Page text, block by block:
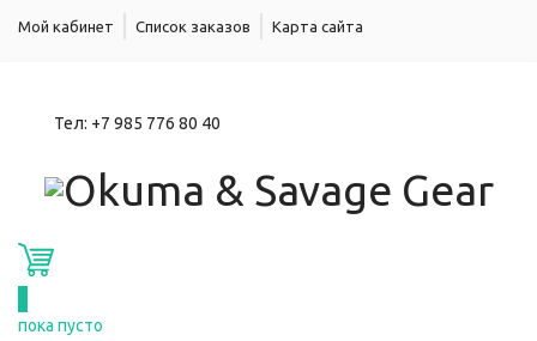
Мой кабинет Список заказов Карта сайта
Тел: +7 985 776 80 40
пока пусто